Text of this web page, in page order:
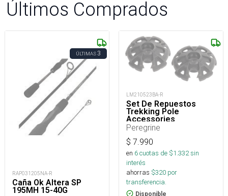
Últimos Comprados
ÚLTIMAS3
RAP031205NA-R
Caña Ok Altera SP
195MH 15-40G
LM210523BA-R
Set De Repuestos
Trekking Pole
Accessories
Peregrine
$ 7.990
en 6cuotas de $1.332sin
interés
ahorras $320 por
transferencia.
Disponible